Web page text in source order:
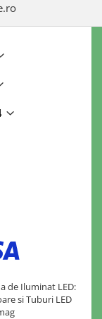
de Iluminat LED:
si Tuburi LED